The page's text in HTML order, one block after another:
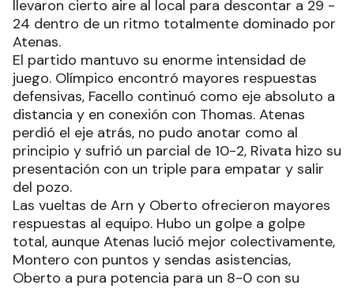
llevaron cierto aire al local para descontar a 29 -
24 dentro de un ritmo totalmente dominado por
Atenas.
El partido mantuvo su enorme intensidad de
juego. Olímpico encontró mayores respuestas
defensivas, Facello continuó como eje absoluto a
distancia y en conexión con Thomas. Atenas
perdió el eje atrás, no pudo anotar como al
principio y sufrió un parcial de 10-2, Rivata hizo su
presentación con un triple para empatar y salir
del pozo.
Las vueltas de Arn y Oberto ofrecieron mayores
respuestas al equipo. Hubo un golpe a golpe
total, aunque Atenas lució mejor colectivamente,
Montero con puntos y sendas asistencias,
Oberto a pura potencia para un 8-0 con su